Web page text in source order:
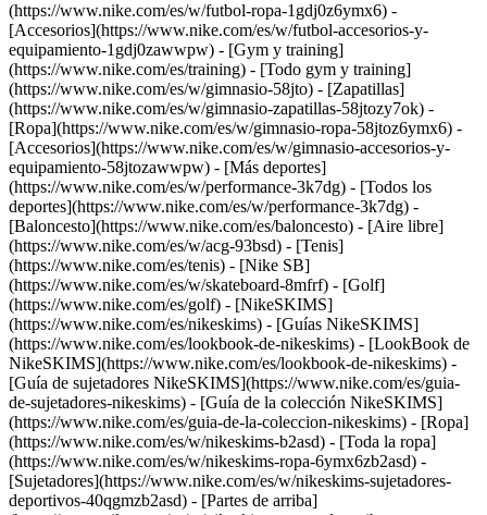
(https://www.nike.com/es/w/futbol-ropa-1gdj0z6ymx6) -
[Accesorios](https://www.nike.com/es/w/futbol-accesorios-y-
equipamiento-1gdj0zawwpw) - [Gym y training]
(https://www.nike.com/es/training) - [Todo gym y training]
(https://www.nike.com/es/w/gimnasio-58jto) - [Zapatillas]
(https://www.nike.com/es/w/gimnasio-zapatillas-58jtozy7ok) -
[Ropa](https://www.nike.com/es/w/gimnasio-ropa-58jtoz6ymx6) -
[Accesorios](https://www.nike.com/es/w/gimnasio-accesorios-y-
equipamiento-58jtozawwpw) - [Más deportes]
(https://www.nike.com/es/w/performance-3k7dg) - [Todos los
deportes](https://www.nike.com/es/w/performance-3k7dg) -
[Baloncesto](https://www.nike.com/es/baloncesto) - [Aire libre]
(https://www.nike.com/es/w/acg-93bsd) - [Tenis]
(https://www.nike.com/es/tenis) - [Nike SB]
(https://www.nike.com/es/w/skateboard-8mfrf) - [Golf]
(https://www.nike.com/es/golf) - [NikeSKIMS]
(https://www.nike.com/es/nikeskims) - [Guías NikeSKIMS]
(https://www.nike.com/es/lookbook-de-nikeskims) - [LookBook de
NikeSKIMS](https://www.nike.com/es/lookbook-de-nikeskims) -
[Guía de sujetadores NikeSKIMS](https://www.nike.com/es/guia-
de-sujetadores-nikeskims) - [Guía de la colección NikeSKIMS]
(https://www.nike.com/es/guia-de-la-coleccion-nikeskims) - [Ropa]
(https://www.nike.com/es/w/nikeskims-b2asd) - [Toda la ropa]
(https://www.nike.com/es/w/nikeskims-ropa-6ymx6zb2asd) -
[Sujetadores](https://www.nike.com/es/w/nikeskims-sujetadores-
deportivos-40qgmzb2asd) - [Partes de arriba]